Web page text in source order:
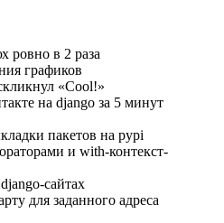
ровно в 2 раза
графиков
«Cool!»
на django за 5 минут
пакетов на pypi
и with-контекст-
сайтах
для заданного адреса